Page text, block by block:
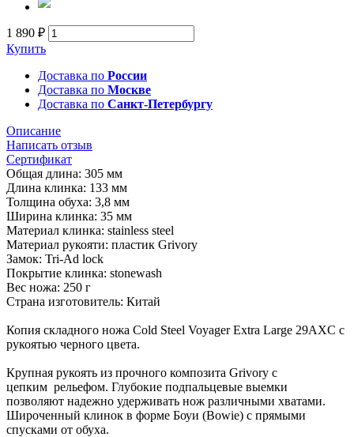
1 890 ₽
Купить
Доставка по России
Доставка по Москве
Доставка по Санкт-Петербургу
Описание
Написать отзыв
Сертификат
Общая длина: 305 мм
Длина клинка: 133 мм
Толщина обуха: 3,8 мм
Ширина клинка: 35 мм
Материал клинка: stainless steel
Материал рукояти: пластик Grivory
Замок: Tri-Ad lock
Покрытие клинка: stonewash
Вес ножа: 250 г
Страна изготовитель: Китай
Копия складного ножа Cold Steel Voyager Extra Large 29AXC с
рукоятью черного цвета.
Крупная рукоять из прочного композита Grivory с
цепким рельефом. Глубокие подпальцевые выемки
позволяют надежно удерживать нож различными хватами.
Широченный клинок в форме Боуи (Bowie) с прямыми
спусками от обуха.